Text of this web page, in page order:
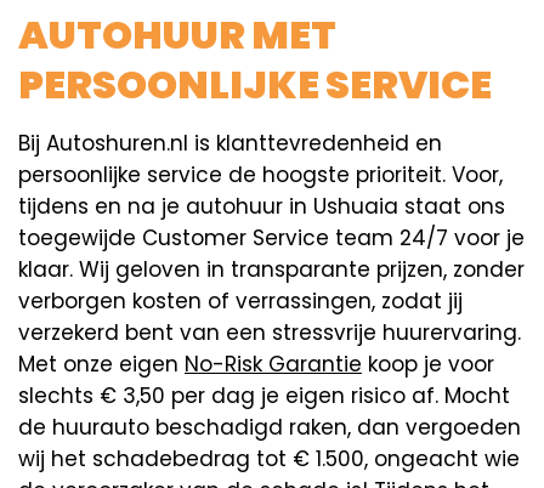
AUTOHUUR MET
PERSOONLIJKE SERVICE
Bij Autoshuren.nl is klanttevredenheid en
persoonlijke service de hoogste prioriteit. Voor,
tijdens en na je autohuur in Ushuaia staat ons
toegewijde Customer Service team 24/7 voor je
klaar. Wij geloven in transparante prijzen, zonder
verborgen kosten of verrassingen, zodat jij
verzekerd bent van een stressvrije huurervaring.
Met onze eigen No-Risk Garantie koop je voor
slechts € 3,50 per dag je eigen risico af. Mocht
de huurauto beschadigd raken, dan vergoeden
wij het schadebedrag tot € 1.500, ongeacht wie